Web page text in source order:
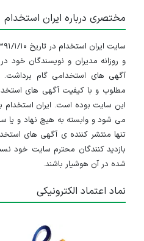
مختصری درباره ایران استخدام
و روزانه مدیران و نویسندگان
آگهی های استخدامی گام برداشت.
مطلوب و با کیفیت آگهی های
این سایت بوده است. ایران
می شود و وابسته به هیچ نهاد و یا
تنها منتشر کننده ی آگهی های
بازدید کنندگان محترم سایت خود
شده در آن هوشیار باشند.
نماد اعتماد الکترونیکی